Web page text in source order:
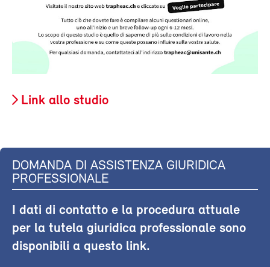
Link allo studio
DOMANDA DI ASSISTENZA GIURIDICA
PROFESSIONALE
I dati di contatto e la procedura attuale
per la tutela giuridica professionale sono
disponibili a questo link.